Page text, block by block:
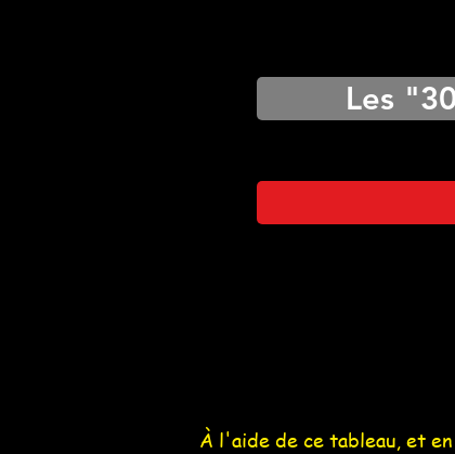
Les
À l'aide de ce tableau, et